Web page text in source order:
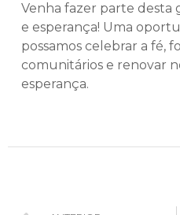
Venha fazer parte desta
e esperança! Uma
possamos celebrar a fé,
comunitários e renovar
esperança.